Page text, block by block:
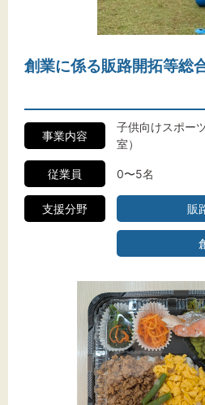
創業に係る販路開拓等総
事業内容
子供向けスポー
室）
従業員 0〜5名
支援分野 販